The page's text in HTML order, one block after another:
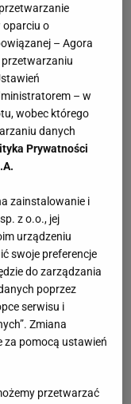
oparciu o
– Agora
przetwarzaniu
– w
wobec którego
danych
Prywatności
zainstalowanie i
z o.o., jej
urządzeniu
swoje preferencje
do zarządzania
poprzez
serwisu i
Zmiana
za pomocą ustawień
przetwarzać